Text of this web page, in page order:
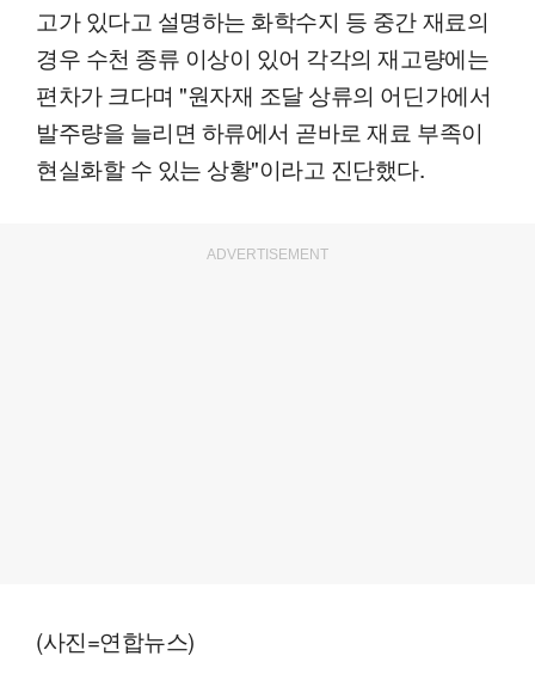
고가 있다고 설명하는 화학수지 등 중간 재료의
경우 수천 종류 이상이 있어 각각의 재고량에는
편차가 크다며 "원자재 조달 상류의 어딘가에서
발주량을 늘리면 하류에서 곧바로 재료 부족이
현실화할 수 있는 상황"이라고 진단했다.
ADVERTISEMENT
(사진=연합뉴스)